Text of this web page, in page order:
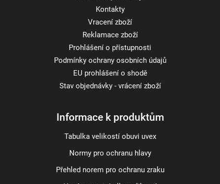
Kontakty
Vracení zboží
Reklamace zboží
Prohlášení o přístupnosti
Podmínky ochrany osobních údajů
EU prohlášení o shodě
Stav objednávky - vrácení zboží
Informace k produktům
Tabulka velikostí obuvi uvex
Normy pro ochranu hlavy
Přehled norem pro ochranu zraku